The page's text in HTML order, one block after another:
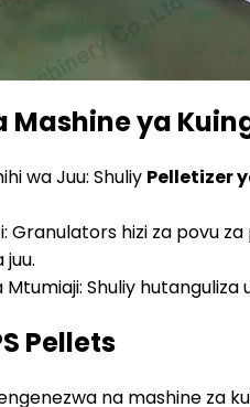
ya
wa Juu: Shuliy Pelletizer
Granulators hizi za povu
Mtumiaji: Shuliy
Pellets
na mashine za